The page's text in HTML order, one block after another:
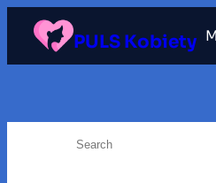
Przejdź
treści
PULS Kobiety